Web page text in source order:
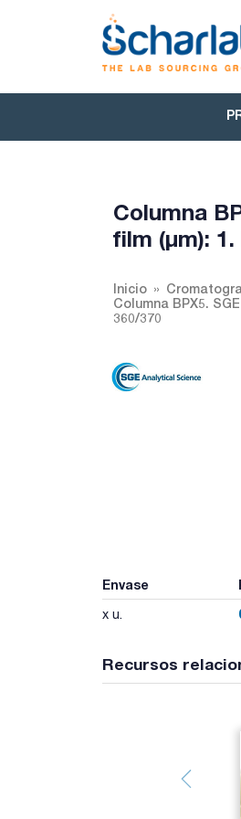
Columna
film (µm):
Inicio
Columna BPX5.
360/370
Envase
x u.
Recursos